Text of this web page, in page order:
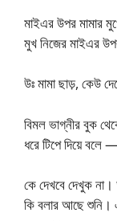
মাইএর উপর মামার
মুখ নিজের মাইএর
উঃ মামা ছাড়, কেউ
বিমল ভাগ্নীর বুক
ধরে টিপে দিয়ে বলে
কে দেখবে দেখুক
কি বলার আছে